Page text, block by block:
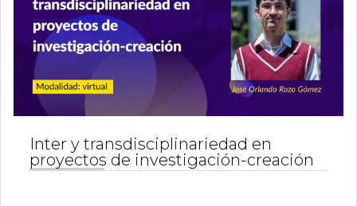
Inter y transdisciplinariedad en
proyectos de investigación-creación